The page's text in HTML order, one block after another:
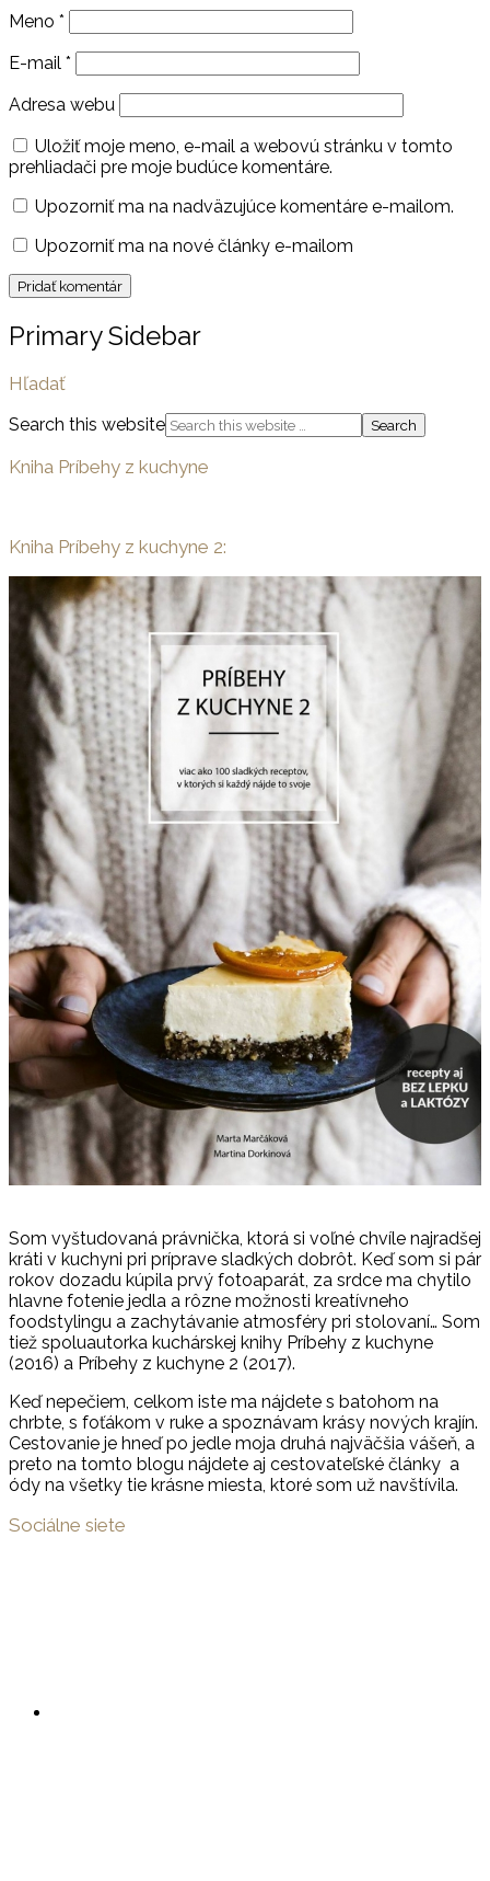
Meno *
E-mail *
Adresa webu
Uložiť moje meno, e-mail a webovú stránku v tomto
prehliadači pre moje budúce komentáre.
Upozorniť ma na nadväzujúce komentáre e-mailom.
Upozorniť ma na nové články e-mailom
Primary Sidebar
Hľadať
Search this website
Kniha Príbehy z kuchyne
Kniha Príbehy z kuchyne 2:
Som vyštudovaná právnička, ktorá si voľné chvíle najradšej
kráti v kuchyni pri príprave sladkých dobrôt. Keď som si pár
rokov dozadu kúpila prvý fotoaparát, za srdce ma chytilo
hlavne fotenie jedla a rôzne možnosti kreatívneho
foodstylingu a zachytávanie atmosféry pri stolovaní… Som
tiež spoluautorka kuchárskej knihy Príbehy z kuchyne
(2016) a Príbehy z kuchyne 2 (2017).
Keď nepečiem, celkom iste ma nájdete s batohom na
chrbte, s foťákom v ruke a spoznávam krásy nových krajín.
Cestovanie je hneď po jedle moja druhá najväčšia vášeň, a
preto na tomto blogu nájdete aj cestovateľské články a
ódy na všetky tie krásne miesta, ktoré som už navštívila.
Sociálne siete